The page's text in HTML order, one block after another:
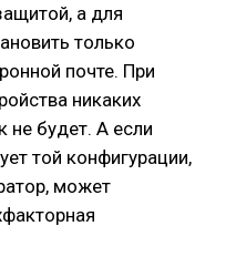
а для
только
почте. При
никаких
не будет. А если
той конфигурации,
может